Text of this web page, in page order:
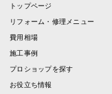
トップページ
リフォーム・修理メニュー
費用相場
施工事例
プロショップを探す
お役立ち情報